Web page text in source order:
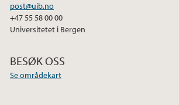
post@uib.no
+47 55 58 00 00
Universitetet i Bergen
BESØK OSS
Se områdekart